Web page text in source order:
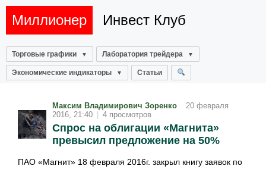
Миллионер Инвест Клуб
Торговые графики Лаборатория трейдера
Экономические индикаторы Статьи
Максим Владимирович Зоренко
20 февраля
2016, 21:40
4 просмотров
Спрос на облигации «Магнита»
превысил предложение на 50%
ПАО «Магнит» 18 февраля 2016г. закрыл книгу заявок по